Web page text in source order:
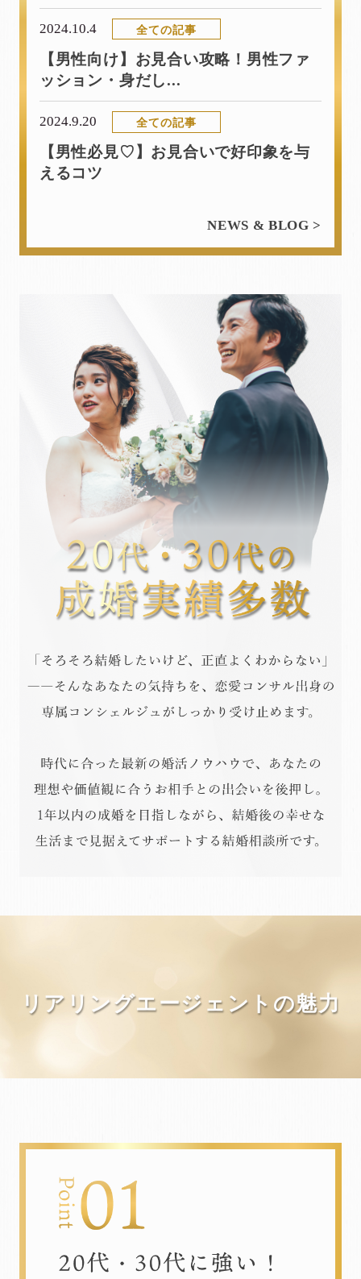
2024.10.4 全ての記事
【男性向け】お見合い攻略！男性ファ
ッション・身だし...
2024.9.20 全ての記事
【男性必見♡】お見合いで好印象を与
えるコツ
NEWS & BLOG >
リアリングエージェントの魅力